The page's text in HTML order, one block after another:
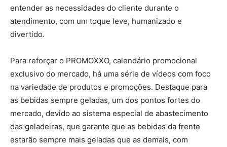
entender as necessidades do cliente durante o
atendimento, com um toque leve, humanizado e
divertido.
Para reforçar o PROMOXXO, calendário promocional
exclusivo do mercado, há uma série de vídeos com foco
na variedade de produtos e promoções. Destaque para
as bebidas sempre geladas, um dos pontos fortes do
mercado, devido ao sistema especial de abastecimento
das geladeiras, que garante que as bebidas da frente
estarão sempre mais geladas que as demais, com